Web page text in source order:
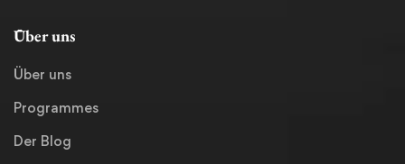
Über uns
Über uns
Programmes
Der Blog